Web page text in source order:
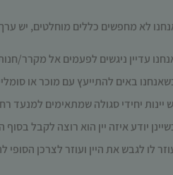
לא מחפשים כללים מוחלטים, יש
עדיין ניגשים לפעמים אל מקרר/
באים להתייעץ עם מוכר או
יינות יחידי סגולה שמתאימים
יודע איזה יין הוא רוצה לקבל
לו לגבש את היין ועוזר לצרכן הסופי